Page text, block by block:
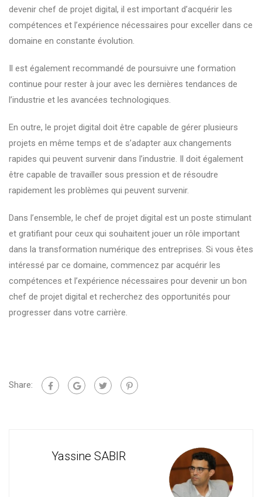
devenir chef de projet digital, il est important d’acquérir les
compétences et l’expérience nécessaires pour exceller dans ce
domaine en constante évolution.
Il est également recommandé de poursuivre une formation
continue pour rester à jour avec les dernières tendances de
l’industrie et les avancées technologiques.
En outre, le projet digital doit être capable de gérer plusieurs
projets en même temps et de s’adapter aux changements
rapides qui peuvent survenir dans l’industrie. Il doit également
être capable de travailler sous pression et de résoudre
rapidement les problèmes qui peuvent survenir.
Dans l’ensemble, le chef de projet digital est un poste stimulant
et gratifiant pour ceux qui souhaitent jouer un rôle important
dans la transformation numérique des entreprises. Si vous êtes
intéressé par ce domaine, commencez par acquérir les
compétences et l’expérience nécessaires pour devenir un bon
chef de projet digital et recherchez des opportunités pour
progresser dans votre carrière.
Share:
Yassine SABIR